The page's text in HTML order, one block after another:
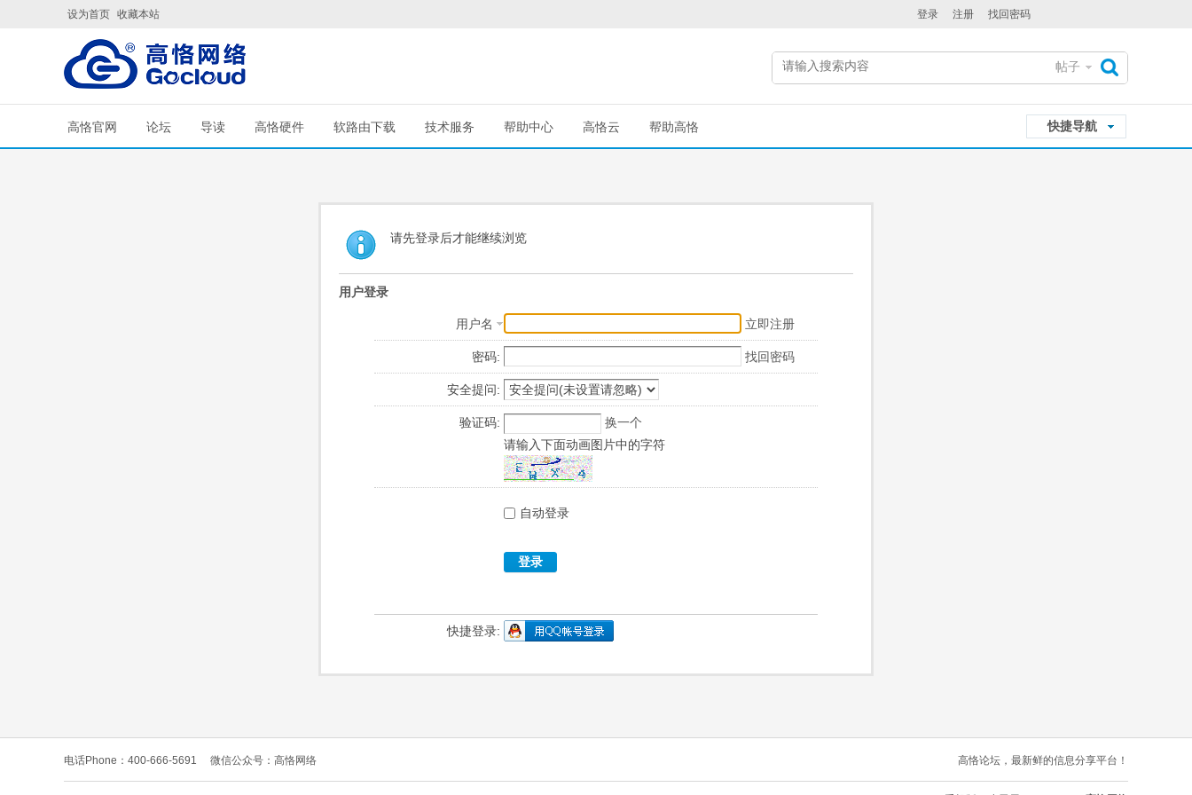
设为首页 收藏本站 登录 注册 找回密码
帖子
快捷导航
高恪官网 论坛 导读 高恪硬件 软路由下载 技术服务 帮助中心 高恪云 帮助高恪
请先登录后才能继续浏览
用户登录
用户名 立即注册
密码: 找回密码
安全提问:
验证码:
换一个
请输入下面动画图片中的字符
自动登录
登录
快捷登录:
电话Phone：400-666-5691 微信公众号：高恪网络 高恪论坛，最新鲜的信息分享平台！